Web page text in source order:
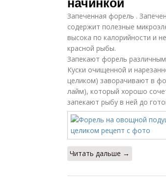
Запеченная форель .
содержит полезные
высока по калорийности и
красной рыбы.
Запекают форель
Куски очищенной и
целиком) заворачивают в
лайм), который хорошо
запекают рыбу в ней до
Читать дальше →